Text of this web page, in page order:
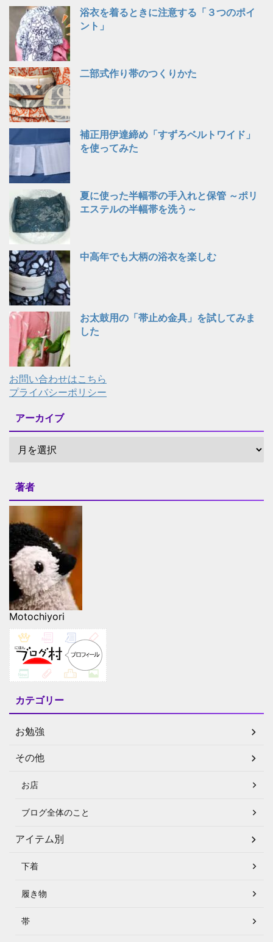
浴衣を着るときに注意する「３つのポイ
ント」
二部式作り帯のつくりかた
補正用伊達締め「すずろベルトワイド」
を使ってみた
夏に使った半幅帯の手入れと保管 ～ポリ
エステルの半幅帯を洗う～
中高年でも大柄の浴衣を楽しむ
お太鼓用の「帯止め金具」を試してみま
した
お問い合わせはこちら
プライバシーポリシー
アーカイブ
著者
Motochiyori
カテゴリー
お勉強
その他
お店
ブログ全体のこと
アイテム別
下着
履き物
帯